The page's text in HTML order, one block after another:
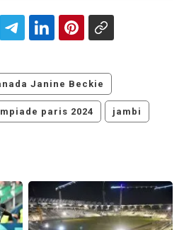
Janine Beckie
paris 2024 jambi